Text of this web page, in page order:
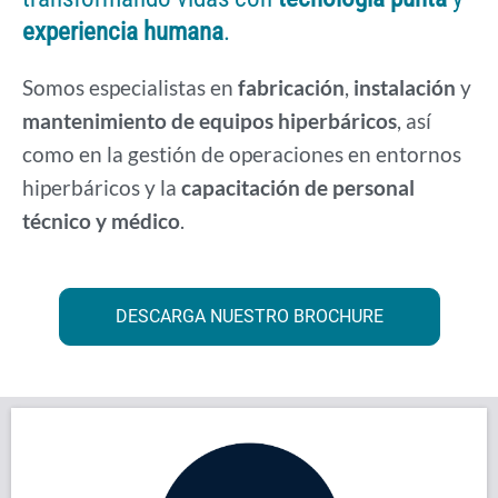
experiencia humana.
Somos especialistas en fabricación, instalación y
mantenimiento de equipos hiperbáricos, así
como en la gestión de operaciones en entornos
hiperbáricos y la capacitación de personal
técnico y médico.
DESCARGA NUESTRO BROCHURE